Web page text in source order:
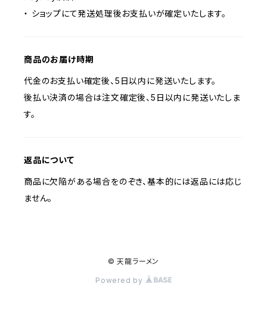
・ ショップにて発送処理後お支払いが確定いたします。
商品のお届け時期
代金のお支払い確定後、5日以内に発送いたします。
後払い決済の場合は注文確定後、5日以内に発送いたしま
す。
返品について
商品に欠陥がある場合をのぞき、基本的には返品には応じ
ません。
© 天龍ラーメン
Powered by